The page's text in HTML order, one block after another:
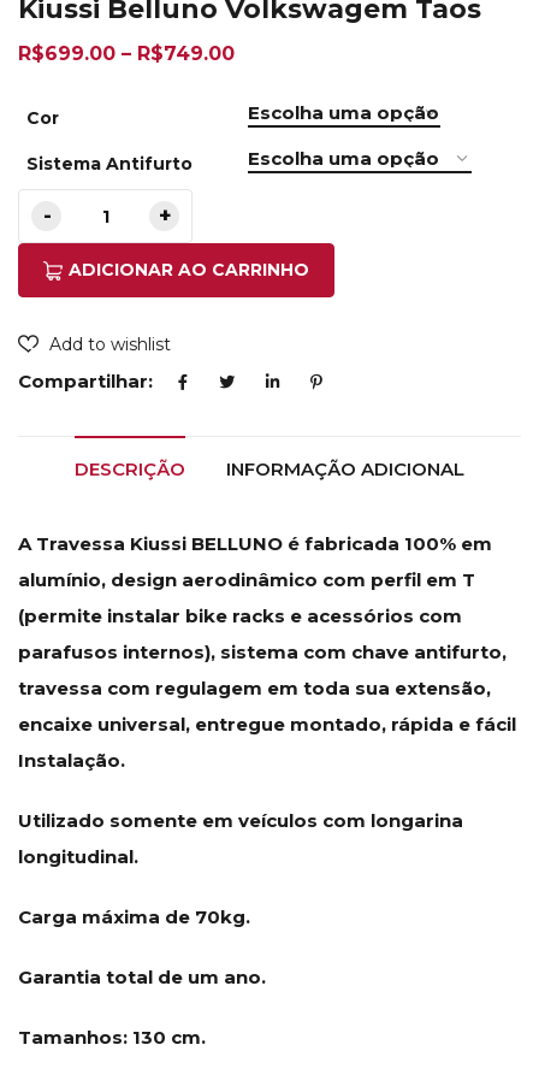
Kiussi Belluno Volkswagem Taos
R$699.00 – R$749.00
Cor
Sistema Antifurto
ADICIONAR AO CARRINHO
Add to wishlist
Compartilhar:
DESCRIÇÃO INFORMAÇÃO ADICIONAL
A Travessa Kiussi BELLUNO é fabricada 100% em
alumínio, design aerodinâmico com perfil em T
(permite instalar bike racks e acessórios com
parafusos internos), sistema com chave antifurto,
travessa com regulagem em toda sua extensão,
encaixe universal, entregue montado, rápida e fácil
Instalação.
Utilizado somente em veículos com longarina
longitudinal.
Carga máxima de 70kg.
Garantia total de um ano.
Tamanhos: 130 cm.